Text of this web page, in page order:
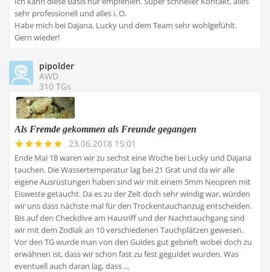
sehr professionell und alles i. O.
Habe mich bei Dajana, Lucky und dem Team sehr wohlgefühlt.
Gern wieder!
pipolder
AWD
310 TGs
Als Fremde gekommen als Freunde gegangen
23.06.2018 15:01
Ende Mai 18 waren wir zu sechst eine Woche bei Lucky und Dajana
tauchen. Die Wassertemperatur lag bei 21 Grat und da wir alle
eigene Ausrüstungen haben sind wir mit einem 5mm Neopren mit
Eisweste getaucht. Da es zu der Zeit doch sehr windig war, würden
wir uns dass nächste mal für den Trockentauchanzug entscheiden.
Bis auf den Checkdive am Hausriff und der Nachttauchgang sind
wir mit dem Zodiak an 10 verschiedenen Tauchplätzen gewesen.
Vor den TG wurde man von den Guides gut gebrieft wobei doch zu
erwähnen ist, dass wir schon fast zu fest geguidet wurden. Was
eventuell auch daran lag, dass ...